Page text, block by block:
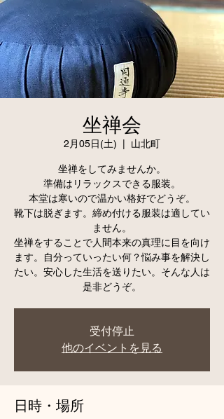
坐禅会
2月05日(土) 山北町
坐禅をしてみませんか。
準備はリラックスできる服装。
本堂は寒いので温かい格好でどうぞ。
靴下は脱ぎます。締め付ける服装は適してい
ません。
坐禅をすることで人間本来の真理に目を向け
ます。自分っていったい何？悩み事を解決し
たい。安心した生活を送りたい。そんな人は
是非どうぞ。
受付停止
他のイベントを見る
日時・場所